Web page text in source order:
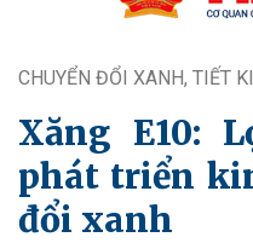
CHUYỂN ĐỔI XANH, TIẾT
Xăng E10:
phát triển
đổi xanh